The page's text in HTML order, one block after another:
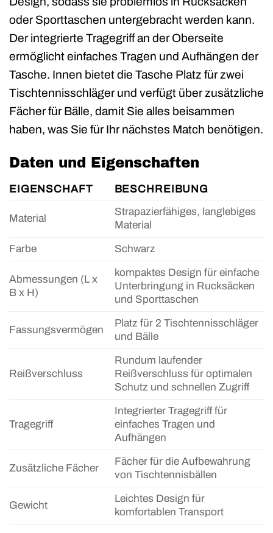
oder Sporttaschen untergebracht werden kann.
Der integrierte Tragegriff an der Oberseite
ermöglicht einfaches Tragen und Aufhängen der
Tasche. Innen bietet die Tasche Platz für zwei
Tischtennisschläger und verfügt über zusätzliche
Fächer für Bälle, damit Sie alles beisammen
haben, was Sie für Ihr nächstes Match benötigen.
Daten und Eigenschaften
EIGENSCHAFT BESCHREIBUNG
Material
Strapazierfähiges, langlebiges
Material
Farbe Schwarz
Abmessungen (L x
B x H)
kompaktes Design für einfache
Unterbringung in Rucksäcken
und Sporttaschen
Fassungsvermögen
Platz für 2 Tischtennisschläger
und Bälle
Reißverschluss
Rundum laufender
Reißverschluss für optimalen
Schutz und schnellen Zugriff
Tragegriff
Integrierter Tragegriff für
einfaches Tragen und
Aufhängen
Zusätzliche Fächer
Fächer für die Aufbewahrung
von Tischtennisbällen
Gewicht
Leichtes Design für
komfortablen Transport